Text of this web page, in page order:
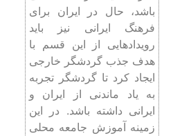
باشد، حال در ایران برای
فرهنگ ایرانی نیز باید
رویدادهایی از این قسم با
هدف جذب گردشگر خارجی
ایجاد کرد تا گردشگر تجربه
به یاد ماندنی از ایران و
ایرانی داشته باشد. در این
زمینه آموزش جامعه محلی